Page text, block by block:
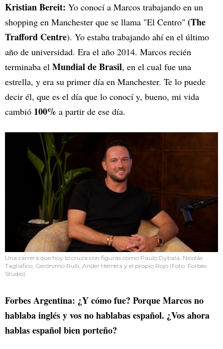
Kristian Bereit: Yo conocí a Marcos trabajando en un
shopping en Manchester que se llama "El Centro" (The
Trafford Centre). Yo estaba trabajando ahí en el último
año de universidad. Era el año 2014. Marcos recién
terminaba el Mundial de Brasil, en el cual fue una
estrella, y era su primer día en Manchester. Te lo puede
decir él, que es el día que lo conocí y, bueno, mi vida
cambió 100% a partir de ese día.
Una carrera que hoy lo cruza con figuras como Paulo Dybala, Nicolás
Tagliafico, Gerónimo Rulli, Ander Herrera y el propio Rojo (Foto: Forbes
Studio)
Forbes Argentina: ¿Y cómo fue? Porque Marcos no
hablaba inglés y vos no hablabas español. ¿Vos ahora
hablas español bien porteño?